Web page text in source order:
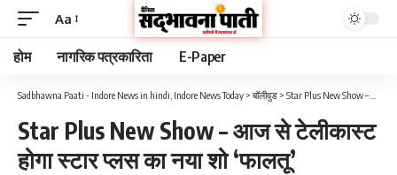
Aa
होम नागरिक पत्रकारिता E-Paper
Sadbhawna Paati - Indore News in hindi, Indore News Today > बॉलीवुड > Star Plus New Show – आज से टेलीकास्ट होगा स्टार प्लस का नया शो ‘फालतू’
Star Plus New Show – आज से टेलीकास्ट
होगा स्टार प्लस का नया शो ‘फालतू’